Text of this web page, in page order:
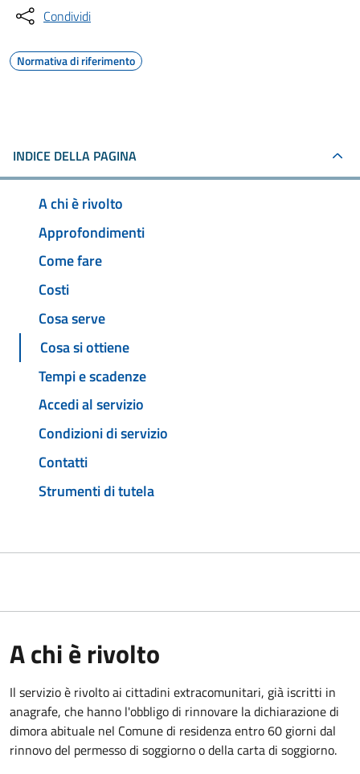
Condividi
Normativa di riferimento
INDICE DELLA PAGINA
A chi è rivolto
Approfondimenti
Come fare
Costi
Cosa serve
Cosa si ottiene
Tempi e scadenze
Accedi al servizio
Condizioni di servizio
Contatti
Strumenti di tutela
A chi è rivolto
Il servizio è rivolto ai cittadini extracomunitari, già iscritti in
anagrafe, che hanno l'obbligo di rinnovare la dichiarazione di
dimora abituale nel Comune di residenza entro 60 giorni dal
rinnovo del permesso di soggiorno o della carta di soggiorno.